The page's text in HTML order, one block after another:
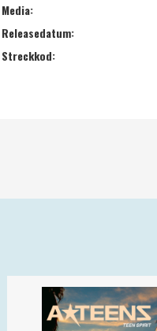
Media:
Releasedatum:
Streckkod: